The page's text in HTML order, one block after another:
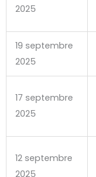
2025
19 septembre
2025
17 septembre
2025
12 septembre
2025